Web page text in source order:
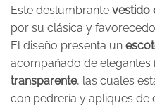
Este deslumbrante vestido
por su clásica y
El diseño presenta un
acompañado de elegantes
transparente, las cuales
con pedrería y apliques de